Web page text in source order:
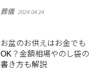
葬儀 2024.04.24
お盆のお供えはお金でも
OK？金額相場やのし袋の
書き方も解説